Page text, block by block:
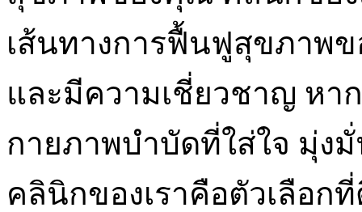
เส้นทางการฟื้นฟูสุขภาพ
และมีความเชี่ยวชาญ ห
กายภาพบำบัดที่ใส่ใจ มุ่
คลินิกของเราคือตัวเลือก